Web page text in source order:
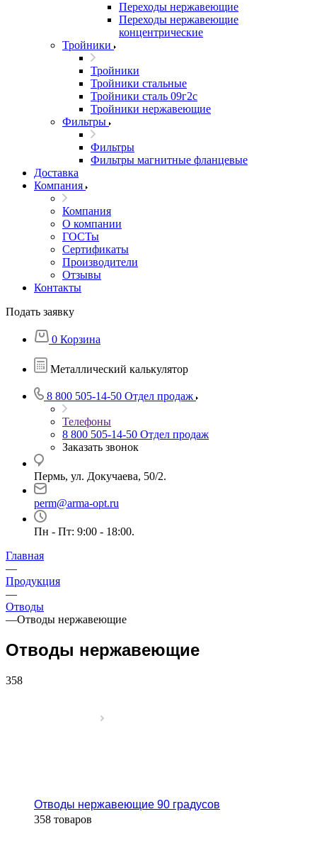
Переходы нержавеющие
Переходы нержавеющие
концентрические
Тройники
Тройники
Тройники стальные
Тройники сталь 09г2с
Тройники нержавеющие
Фильтры
Фильтры
Фильтры магнитные фланцевые
Доставка
Компания
Компания
О компании
ГОСТы
Сертификаты
Производители
Отзывы
Контакты
Подать заявку
0 Корзина
Металлический калькулятор
8 800 505-14-50 Отдел продаж
Телефоны
8 800 505-14-50 Отдел продаж
Заказать звонок
Пермь, ул. Докучаева, 50/2.
perm@arma-opt.ru
Пн - Пт: 9:00 - 18:00.
Главная
—
Продукция
—
Отводы
—Отводы нержавеющие
Отводы нержавеющие
358
Отводы нержавеющие 90 градусов
358 товаров